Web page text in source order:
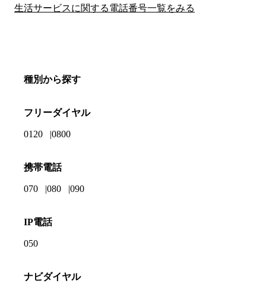
生活サービスに関する電話番号一覧をみる
種別から探す
フリーダイヤル
0120 0800
携帯電話
070 080 090
IP電話
050
ナビダイヤル